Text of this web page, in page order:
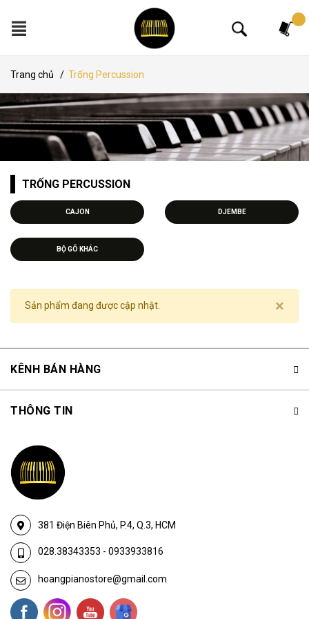
Trang chủ / Trống Percussion
TRỐNG PERCUSSION
CAJON DJEMBE
BỘ GÕ KHÁC
×
Sản phẩm đang được cập nhật.
KÊNH BÁN HÀNG
381 Điện Biên Phủ, P.4, Q.3, HCM
028.38343353 - 0933933816
hoangpianostore@gmail.com
THÔNG TIN